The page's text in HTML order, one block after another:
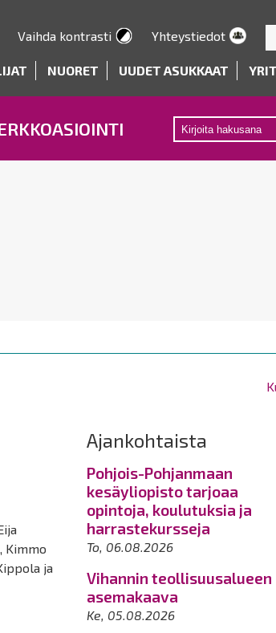
Vaihda kontrasti Yhteystiedot
NUORET UUDET ASUKKAAT
Kimmo
ja
Ajankohtaista
Pohjois-Pohjanmaan
kesäyliopisto tarjoaa
opintoja, koulutuksia ja
harrastekursseja
To, 06.08.2026
Vihannin teollisuusalueen
asemakaava
Ke, 05.08.2026